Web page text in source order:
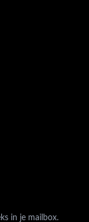
in je mailbox.